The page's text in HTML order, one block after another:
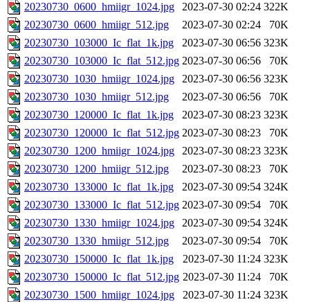
20230730_0600_hmiigr_1024.jpg
2023-07-30 02:24 322K
20230730_0600_hmiigr_512.jpg
2023-07-30 02:24
70K
20230730_103000_Ic_flat_1k.jpg
2023-07-30 06:56 323K
20230730_103000_Ic_flat_512.jpg 2023-07-30 06:56
70K
20230730_1030_hmiigr_1024.jpg
2023-07-30 06:56 323K
20230730_1030_hmiigr_512.jpg
2023-07-30 06:56
70K
20230730_120000_Ic_flat_1k.jpg
2023-07-30 08:23 323K
20230730_120000_Ic_flat_512.jpg 2023-07-30 08:23
70K
20230730_1200_hmiigr_1024.jpg
2023-07-30 08:23 323K
20230730_1200_hmiigr_512.jpg
2023-07-30 08:23
70K
20230730_133000_Ic_flat_1k.jpg
2023-07-30 09:54 324K
20230730_133000_Ic_flat_512.jpg 2023-07-30 09:54
70K
20230730_1330_hmiigr_1024.jpg
2023-07-30 09:54 324K
20230730_1330_hmiigr_512.jpg
2023-07-30 09:54
70K
20230730_150000_Ic_flat_1k.jpg
2023-07-30 11:24 323K
20230730_150000_Ic_flat_512.jpg 2023-07-30 11:24
70K
20230730_1500_hmiigr_1024.jpg
2023-07-30 11:24 323K